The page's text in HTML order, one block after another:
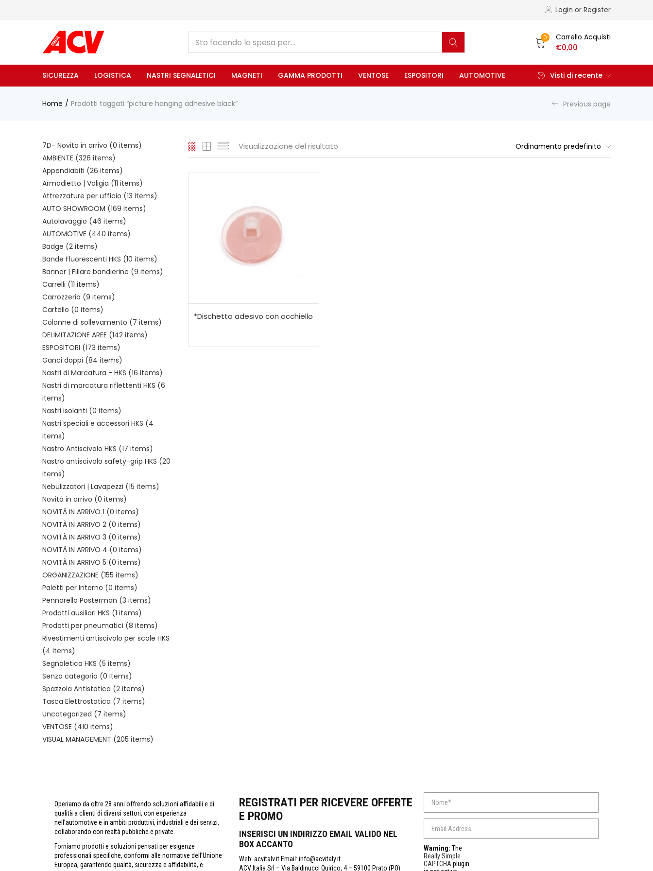
Login or Register
0 Carrello Acquisti
€0,00
SICUREZZA LOGISTICA NASTRI SEGNALETICI MAGNETI GAMMA PRODOTTI VENTOSE ESPOSITORI AUTOMOTIVE Visti di recente
Home Prodotti taggati “picture hanging adhesive black” Previous page
Visualizzazione del risultato Ordinamento predefinito
*Dischetto adesivo con occhiello
7D- Novita in arrivo (0 items)
AMBIENTE (326 items)
Appendiabiti (26 items)
Armadietto | Valigia (11 items)
Attrezzature per ufficio (13 items)
AUTO SHOWROOM (169 items)
Autolavaggio (46 items)
AUTOMOTIVE (440 items)
Badge (2 items)
Bande Fluorescenti HKS (10 items)
Banner | Fillare bandierine (9 items)
Carrelli (11 items)
Carrozzeria (9 items)
Cartello (0 items)
Colonne di sollevamento (7 items)
DELIMITAZIONE AREE (142 items)
ESPOSITORI (173 items)
Ganci doppi (84 items)
Nastri di Marcatura - HKS (16 items)
Nastri di marcatura riflettenti HKS (6
items)
Nastri isolanti (0 items)
Nastri speciali e accessori HKS (4
items)
Nastro Antiscivolo HKS (17 items)
Nastro antiscivolo safety-grip HKS (20
items)
Nebulizzatori | Lavapezzi (15 items)
Novità in arrivo (0 items)
NOVITÀ IN ARRIVO 1 (0 items)
NOVITÀ IN ARRIVO 2 (0 items)
NOVITÀ IN ARRIVO 3 (0 items)
NOVITÀ IN ARRIVO 4 (0 items)
NOVITÀ IN ARRIVO 5 (0 items)
ORGANIZZAZIONE (155 items)
Paletti per Interno (0 items)
Pennarello Posterman (3 items)
Prodotti ausiliari HKS (1 items)
Prodotti per pneumatici (8 items)
Rivestimenti antiscivolo per scale HKS
(4 items)
Segnaletica HKS (5 items)
Senza categoria (0 items)
Spazzola Antistatica (2 items)
Tasca Elettrostatica (7 items)
Uncategorized (7 items)
VENTOSE (410 items)
VISUAL MANAGEMENT (205 items)
Operiamo da oltre 28 anni offrendo soluzioni affidabili e di
qualità a clienti di diversi settori, con esperienza
nell’automotive e in ambiti produttivi, industriali e dei servizi,
collaborando con realtà pubbliche e private.
Forniamo prodotti e soluzioni pensati per esigenze
professionali specifiche, conformi alle normative dell’Unione
Europea, garantendo qualità, sicurezza e affidabilità, e
REGISTRATI PER RICEVERE OFFERTE
E PROMO
INSERISCI UN INDIRIZZO EMAIL VALIDO NEL
BOX ACCANTO
Web: acvitalv.it Email: info@acvitaly.it
ACV Italia Srl – Via Baldinucci Quirico, 4 – 59100 Prato (PO)
Warning: The
Really Simple
CAPTCHA plugin